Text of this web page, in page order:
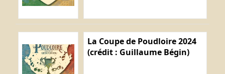
La Coupe de Poudloire 2024
(crédit : Guillaume Bégin)